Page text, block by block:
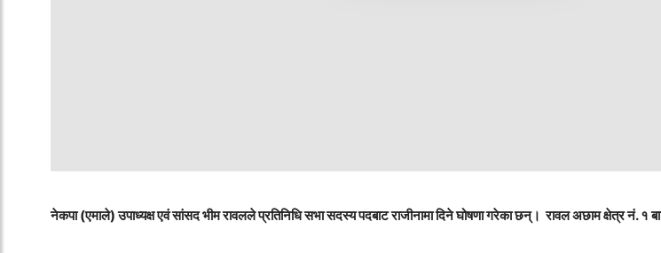
नेकपा (एमाले) उपाध्यक्ष एवं सांसद भीम रावलले प्रतिनिधि सभा सदस्य पदबाट राजीनामा दिने घोषणा गरेका छन्। रावल अछाम क्षेत्र नं. १